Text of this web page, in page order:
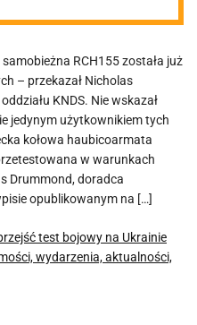
RCH155 została już
– przekazał Nicholas
KNDS. Nie wskazał
jedynym użytkownikiem tych
kołowa haubicoarmata
w warunkach
Drummond, doradca
opublikowanym na […]
test bojowy na Ukrainie
wydarzenia, aktualności,